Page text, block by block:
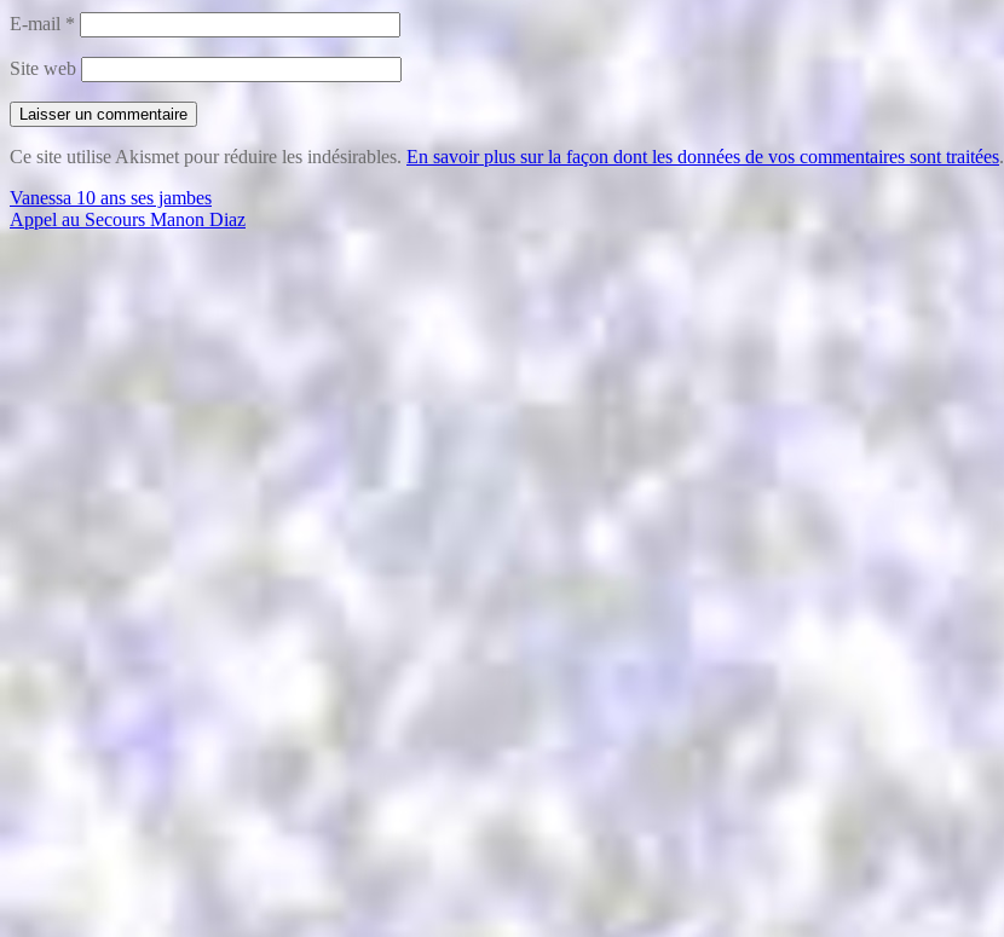
E-mail *
Site web
Ce site utilise Akismet pour réduire les indésirables. En savoir plus sur la façon dont les données de vos commentaires sont traitées.
Navigation
de
Vanessa 10 ans ses jambes
Appel au Secours Manon Diaz